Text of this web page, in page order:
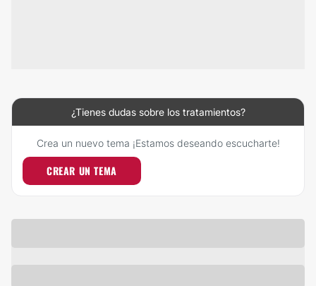
¿Tienes dudas sobre los tratamientos?
Crea un nuevo tema ¡Estamos deseando escucharte!
CREAR UN TEMA